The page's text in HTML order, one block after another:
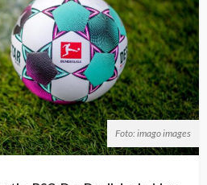
Foto: imago images